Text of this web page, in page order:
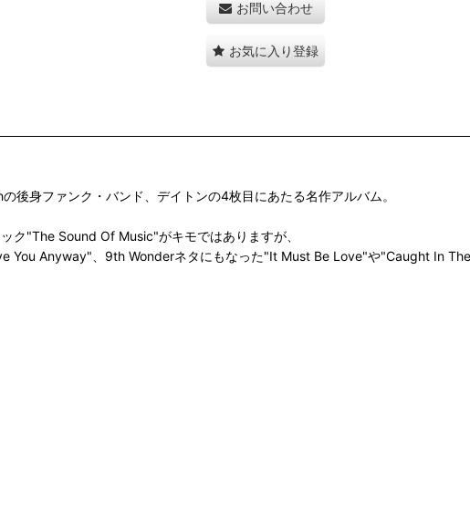
お問い合わせ
お気に入り登録
後身ファンク・バンド、デイトンの4枚目にあたる名作アルバム。
ク"The Sound Of Music"がキモではありますが、
You Anyway"、9th Wonderネタにもなった"It Must Be Love"や"Caught In